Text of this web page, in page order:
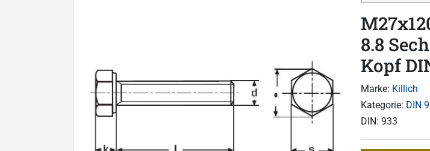
8.8
Kopf
Marke: Killich
Kategorie: DIN
DIN: 933